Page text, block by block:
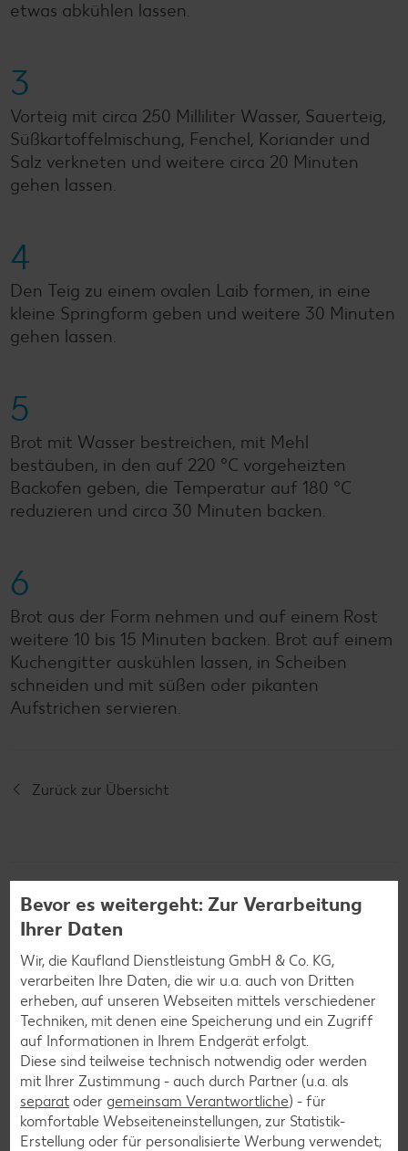
etwas abkühlen lassen.
3
Vorteig mit circa 250 Milliliter Wasser, Sauerteig,
Süßkartoffelmischung, Fenchel, Koriander und
Salz verkneten und weitere circa 20 Minuten
gehen lassen.
4
Den Teig zu einem ovalen Laib formen, in eine
kleine Springform geben und weitere 30 Minuten
gehen lassen.
5
Brot mit Wasser bestreichen, mit Mehl
bestäuben, in den auf 220 °C vorgeheizten
Backofen geben, die Temperatur auf 180 °C
reduzieren und circa 30 Minuten backen.
6
Brot aus der Form nehmen und auf einem Rost
weitere 10 bis 15 Minuten backen. Brot auf einem
Kuchengitter auskühlen lassen, in Scheiben
schneiden und mit süßen oder pikanten
Aufstrichen servieren.
Zurück zur Übersicht
Weitere interessante
Rezeptkategorien
Burger-Rezepte
Pizza-Rezepte
Pasta-Rezepte
Sushi-Rezepte
Bevor es weitergeht: Zur Verarbeitung
Ihrer Daten
Wir, die Kaufland Dienstleistung GmbH & Co. KG,
verarbeiten Ihre Daten, die wir u.a. auch von Dritten
erheben, auf unseren Webseiten mittels verschiedener
Techniken, mit denen eine Speicherung und ein Zugriff
auf Informationen in Ihrem Endgerät erfolgt.
Diese sind teilweise technisch notwendig oder werden
mit Ihrer Zustimmung - auch durch Partner (u.a. als
separat oder gemeinsam Verantwortliche) - für
komfortable Webseiteneinstellungen, zur Statistik-
Erstellung oder für personalisierte Werbung verwendet;